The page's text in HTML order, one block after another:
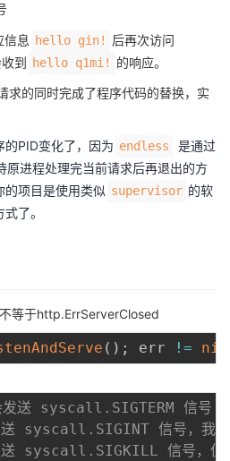
信息 hello gin! 后再次访问
到 hello q1mi!
的响应。
求的同时完成了程序代码的替换，实
PID变化了，因为 endless 是通过
原进程处理完当前请求后再退出的方
的项目是使用类似 supervisor 的软
了。
等于http.ErrServerClosed
( ) ; err != nil
syscall.SIGTERM 信号
信号，我们常
信号，但是不